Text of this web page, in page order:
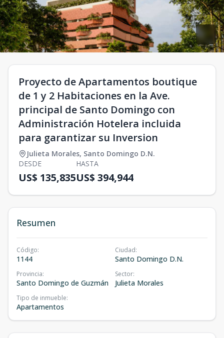
Proyecto de Apartamentos boutique
de 1 y 2 Habitaciones en la Ave.
principal de Santo Domingo con
Administración Hotelera incluida
para garantizar su Inversion
Julieta Morales, Santo Domingo D.N.
DESDE
US$ 135,835
HASTA
US$ 394,944
Resumen
Código:
1144
Ciudad:
Santo Domingo D.N.
Provincia:
Santo Domingo de Guzmán
Sector:
Julieta Morales
Tipo de inmueble:
Apartamentos